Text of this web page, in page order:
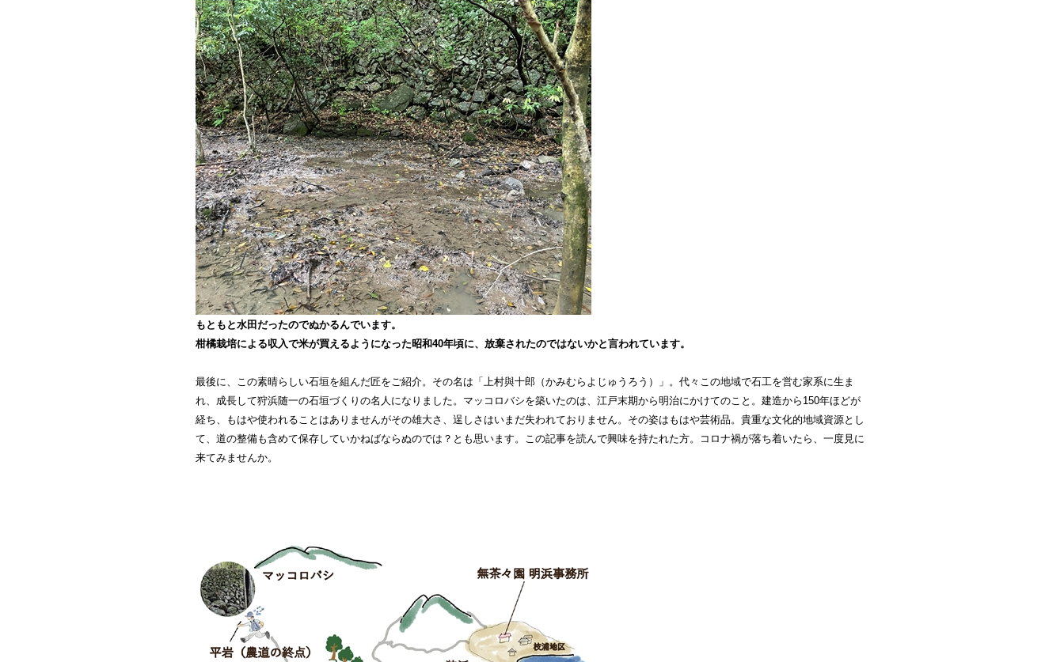
もともと水田だったのでぬかるんでいます。
柑橘栽培による収入で米が買えるようになった昭和40年頃に、 放棄されたのではないかと言われています。
最後に、この素晴らしい石垣を組んだ匠をご紹介。その名は「上村與十郎（かみむらよじゅうろう）」。代々この地域で石工を営む家系に生ま
れ、成長して狩浜随一の石垣づくりの名人になりました。マッコロバシを築いたのは、江戸末期から明治にかけてのこと。建造から150年ほどが
経ち、もはや使われることはありませんがその雄大さ、逞しさはいまだ失われておりません。その姿はもはや芸術品。貴重な文化的地域資源とし
て、道の整備も含めて保存していかねばならぬのでは？とも思います。この記事を読んで興味を持たれた方。コロナ禍が落ち着いたら、一度見に
来てみませんか。